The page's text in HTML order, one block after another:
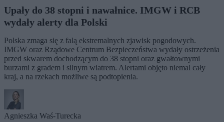
Upały do 38 stopni i nawałnice. IMGW i RCB
wydały alerty dla Polski
Polska zmaga się z falą ekstremalnych zjawisk pogodowych.
IMGW oraz Rządowe Centrum Bezpieczeństwa wydały ostrzeżenia
przed skwarem dochodzącym do 38 stopni oraz gwałtownymi
burzami z gradem i silnym wiatrem. Alertami objęto niemal cały
kraj, a na rzekach możliwe są podtopienia.
Agnieszka Waś-Turecka